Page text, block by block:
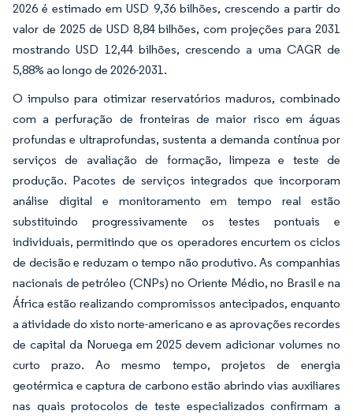
2026 é estimado em USD 9,36 bilhões, crescendo a partir do
valor de 2025 de USD 8,84 bilhões, com projeções para 2031
mostrando USD 12,44 bilhões, crescendo a uma CAGR de
5,88% ao longo de 2026-2031.
O impulso para otimizar reservatórios maduros, combinado
com a perfuração de fronteiras de maior risco em águas
profundas e ultraprofundas, sustenta a demanda contínua por
serviços de avaliação de formação, limpeza e teste de
produção. Pacotes de serviços integrados que incorporam
análise digital e monitoramento em tempo real estão
substituindo progressivamente os testes pontuais e
individuais, permitindo que os operadores encurtem os ciclos
de decisão e reduzam o tempo não produtivo. As companhias
nacionais de petróleo (CNPs) no Oriente Médio, no Brasil e na
África estão realizando compromissos antecipados, enquanto
a atividade do xisto norte-americano e as aprovações recordes
de capital da Noruega em 2025 devem adicionar volumes no
curto prazo. Ao mesmo tempo, projetos de energia
geotérmica e captura de carbono estão abrindo vias auxiliares
nas quais protocolos de teste especializados confirmam a